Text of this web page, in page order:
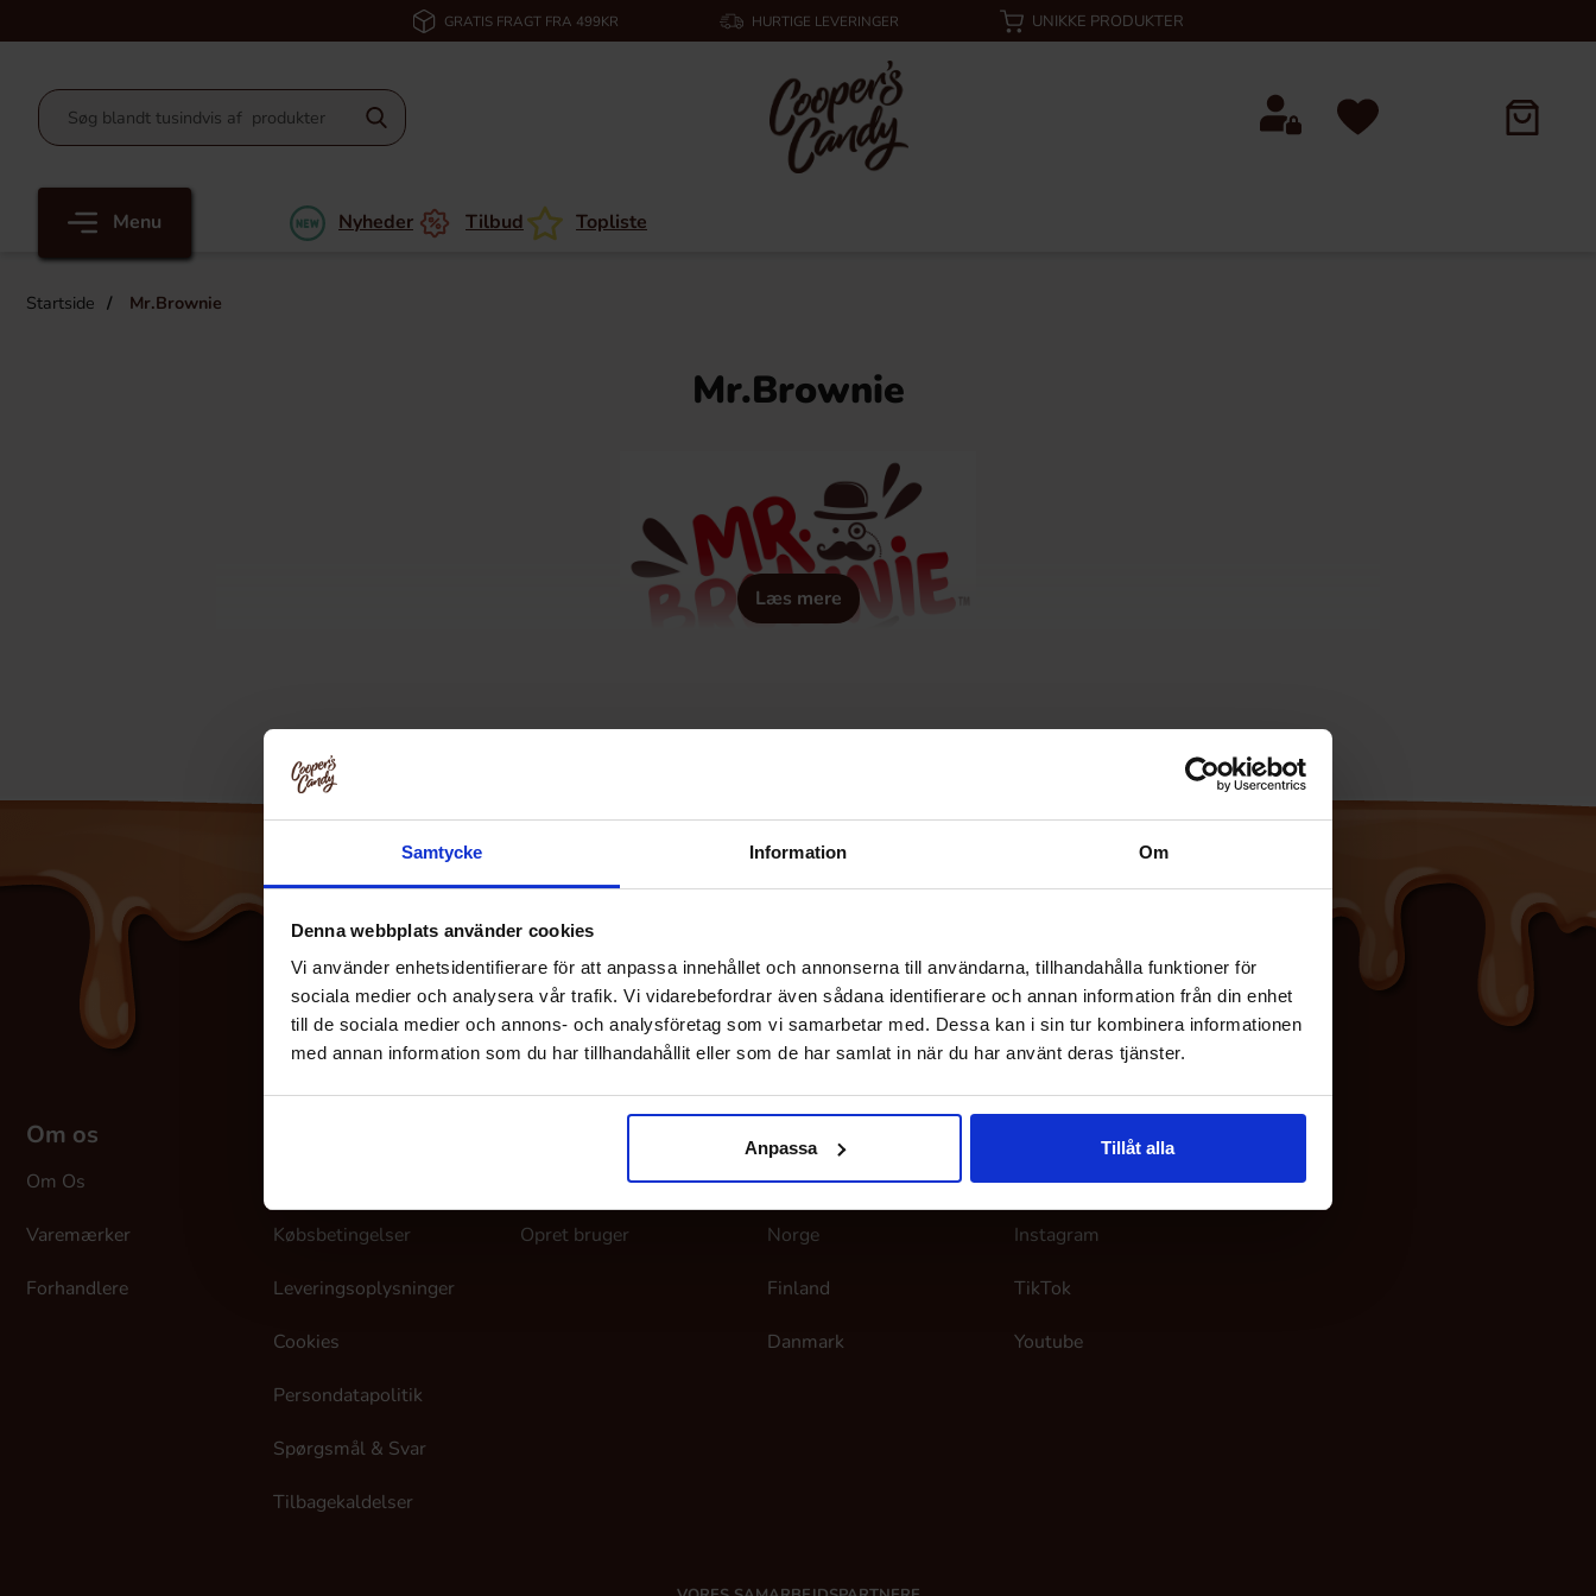
Samtycke Information Om
Denna webbplats använder cookies
Vi använder enhetsidentifierare för att anpassa innehållet och annonserna till användarna, tillhandahålla funktioner för
sociala medier och analysera vår trafik. Vi vidarebefordrar även sådana identifierare och annan information från din enhet
till de sociala medier och annons- och analysföretag som vi samarbetar med. Dessa kan i sin tur kombinera informationen
med annan information som du har tillhandahållit eller som de har samlat in när du har använt deras tjänster.
Anpassa Tillåt alla
GRATIS FRAGT FRA 499KR HURTIGE LEVERINGER UNIKKE PRODUKTER
Menu Nyheder Tilbud Topliste
Startside Mr.Brownie
Mr.Brownie
Læs mere
Om os
Om Os
Varemærker
Forhandlere
Købsbetingelser
Leveringsoplysninger
Cookies
Persondatapolitik
Spørgsmål & Svar
Tilbagekaldelser
Opret bruger
Her finder du os
Sverige
Norge
Finland
Danmark
Facebook
Instagram
TikTok
Youtube